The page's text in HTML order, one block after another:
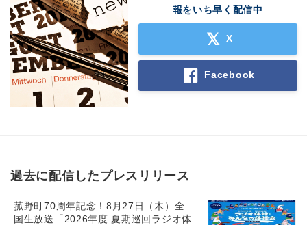
報をいち早く配信中
X
Facebook
過去に配信したプレスリリース
菰野町70周年記念！8月27日（木）全
国生放送「2026年度 夏期巡回ラジオ体